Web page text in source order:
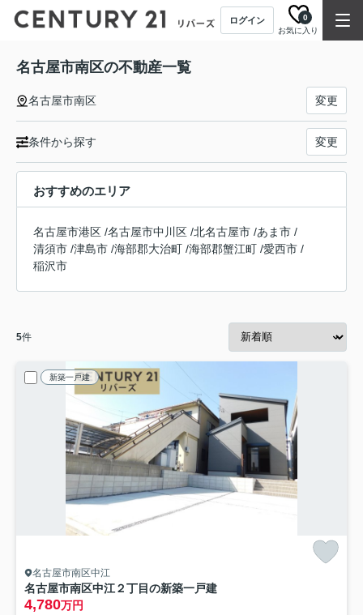
ログイン
お気に入り
0
名古屋市南区の不動産一覧
名古屋市南区 変更
条件から探す 変更
おすすめのエリア
名古屋市港区 /名古屋市中川区 /北名古屋市 /あま市 /
清須市 /津島市 /海部郡大治町 /海部郡蟹江町 /愛西市 /
稲沢市
5件
新築一戸建
名古屋市南区中江
名古屋市南区中江２丁目の新築一戸建
4,780万円